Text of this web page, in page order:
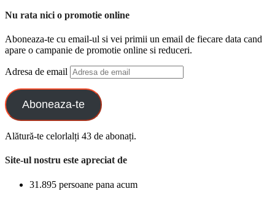
Nu rata nici o promotie online
Aboneaza-te cu email-ul si vei primii un email de fiecare data cand
apare o campanie de promotie online si reduceri.
Adresa de email
Aboneaza-te
Alătură-te celorlalți 43 de abonați.
Site-ul nostru este apreciat de
31.895 persoane pana acum